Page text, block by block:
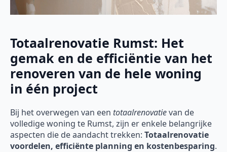
Totaalrenovatie Rumst: Het
gemak en de efficiëntie van het
renoveren van de hele woning
in één project
Bij het overwegen van een totaalrenovatievan de
volledige woning te Rumst, zijn er enkele belangrijke
aspecten die de aandacht trekken: Totaalrenovatie
voordelen, efficiënte planning en kostenbesparing.